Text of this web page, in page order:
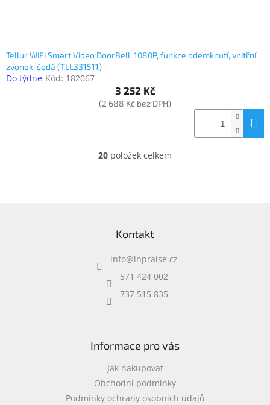
Tellur WiFi Smart Video DoorBell, 1080P, funkce odemknutí, vnitřní
zvonek, šedá (TLL331511)
Do týdne Kód: 182067
3 252 Kč
(2 688 Kč bez DPH)
O
c
í
r
v
y
i
s
u
20 položek celkem
Kontakt
info@inpraise.cz
571 424 002
737 515 835
Informace pro vás
Jak nakupovat
Obchodní podmínky
Podmínky ochrany osobních údajů